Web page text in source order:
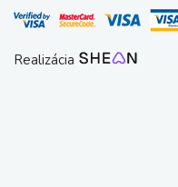
Realizácia